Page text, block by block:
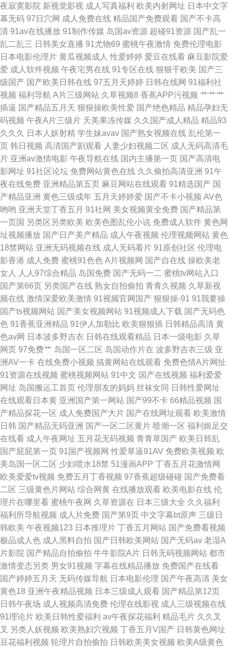
网址麻豆传媒 欧美亚缘免费 海角综合福利导航 另类图日韩 91刺激在线视频
97视频中文字幕 伊人网av 午夜福利9 99国产丝袜足交 午夜福利视频97 午夜
av免费 91tv视频
夜寂寞影院 新视觉影视 成人写真福利 欧美内射网址 日本中文字
幕无码 97日穴网 成人免费在线 精品国产免费观看 国产不卡高
清 91av在线播放 91制作传媒 岛国av资源 超碰91资源 国产乱一
乱二乱三 日韩美女直播 91尤物69 蜜桃午夜激情 免费伦理电影
日本电影伦理片 黄瓜视频成人 性爱婷婷 爱豆在线看 麻豆影院爱
爱 成人软件视频 午夜宅男在线 91专区在线 狠狠干欧美 国产三
级国产 国产欧美日韩在线 97五月天婷婷 日韩在线网 91福利社
视频 福利导航 A片三级网站 久草视频8 香蕉APP污视频 艹艹艹
插逼 国产精品五月天 狠狠操欧美性爱 国产绝色精品 精品孕妇无
码视频 午夜A片三级片 天美果冻传媒 久久国产成人精品 精品93
久久久
日本人妖射精 学生妹avav 国产熟女视频在线 乱伦第一
页 韩日视频 高清国产剧观看 人妻少妇视频二区 成人无码高清毛
片 亚洲av激情电影 午夜导航在线 国内主播第一页 国产高清电
影网址 91社区论坛 免费网站黄色在线 久久偷拍高清亚洲 91午
夜在线免费 亚洲精品第五页 麻豆网站在线观看 91精选国产 国
产精品亚洲 黄色三级成年 五月天婷婷爱 国产不卡小视频 AV色
哟哟 亚洲天堂丁香五月 91社网 美女视频黄全免费 国产精品第
一页国 另类区另类欧美 欧美色图乱伦小说 免费成人软件 黄色网
址视频播放 国产日产美产精品 成人午夜视频 伦理视频网站 黄色
18禁网站 亚洲无码视频在线 成人无码看片 91原创社区 伦理电
影香港 成人免费 蜜桃91色色 A片视频网 国产自在线 操欧美老
女人
人人97综合精品 岛国免费 国产无码一二 蜜桃tv网站入口
国产第66页 另类国产在线 熟女自拍偷拍 青青久视频 久草新视
频在线 激情深爱欧美激情 91视频官网国产 狠狠操-91 91我要操
国产ts视频网站 国产美女视频网站 91视频成人下载 国产无码色
色 91香蕉亚洲精品 91伊人加勒比 欧美狠狠插 日韩精品高清 黄
色av网 日本波多野吉衣 日韩在线观看精品 日本一级电影 久草
网页 97免费艹 岛国一区二区 岛国动作片在 波多野吉衣三级 亚
洲AV一卡 在线免费小视频 搞黄网站在线观看 免费色情A片网扯
91资源在线视频 蜜桃视频网站 91中文 国产在线视频 福利爱爱
网址 岛国搬运工首页 伦理朋友的妈妈 丝袜女同 日韩性爱网址
在线观看日本黄 亚洲国产第一网站 国产99不卡 66精品视频 国
产精品探花一区 成人免费国产大片 国产在线网址观看 欧美激情
日韩 国产精品无码亚洲 国产一区二区黄片 喷潮一区 福利姬足交
在线看 成人午夜网址 五月花无码视频 青青草国产 欧美日韩乱
国产屁屁第一页 91国产视频网 性爱草逼91AV 免费欧美视频 欧
美岛国一区二区 少妇喷水18禁 51漫画APP 丁香五月花激情网
欧美爱爱tv视频 免费五月丁香视频 97香蕉超级碰碰 国产免费看
二区 三级黄色片网站 综合网黄 在线播放观看 欧美电影在线 伦
理片在哪里看 蜜桃午夜网 久草资源在 日本三级大全 久久福利
福利所导航视频 成人片免费 国产第9页 中文字幕bt原声 三级日
韩欧美 午夜视频123 日本推理片 丁香五月网站 国产免费看视频
极品成人色 成人黑料自拍 国产日韩欧美网站 国产无码av 老湿A
片影院 国产精品自拍偷拍 牛牛影院A片 日韩无码视频网站 都市
激情变态另类 男女91视频 字幕在线精品播放 免费国产在线看
国产婷婷五月天 无码传媒导航 日本电影伦理 国产午夜高清 美女
黄色18 亚洲午夜精品视频 日本三级成人观看 国产精品第12页
日韩午夜场 成人视频高清免费 伦理在线影视 成人三级视频在线
91理论片 欧美日韩性爱福利 av午夜探花福利 精品毛片 久久叉
叉 另类人妖视频 欧美熟妇穴视频 丁香五月V国产 日韩黄色网址
豆花福利视频 轮理片自拍偷拍 日韩欧美美女视频 欧美A级黄色